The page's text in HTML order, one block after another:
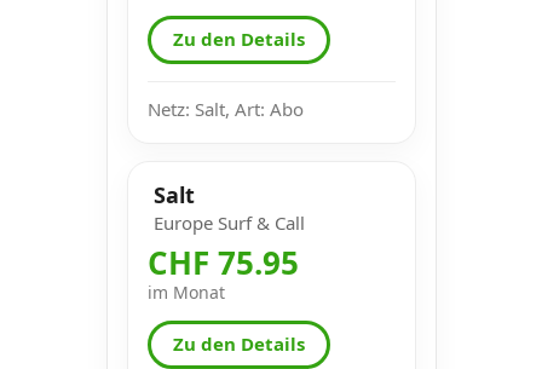
Zu den Details
Netz: Salt, Art: Abo
Salt
Europe Surf & Call
CHF 75.95
im Monat
Zu den Details